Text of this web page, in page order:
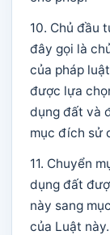
10. Chủ đầu
đây gọi là
của pháp
được lựa
dụng đất và
mục đích sử
11. Chuyển
dụng đất
này sang
của Luật này.